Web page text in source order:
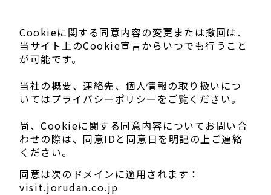
Cookieに関する同意内容の変更または撤回は、
当サイト上のCookie宣言からいつでも行うこと
が可能です。
当社の概要、連絡先、個人情報の取り扱いにつ
いてはプライバシーポリシーをご覧ください。
尚、Cookieに関する同意内容についてお問い合
わせの際は、同意IDと同意日を明記の上ご連絡
ください。
同意は次のドメインに適用されます：
visit.jorudan.co.jp